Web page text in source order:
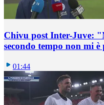
Chivu post Inter-Juve:
secondo tempo non mi
01:44